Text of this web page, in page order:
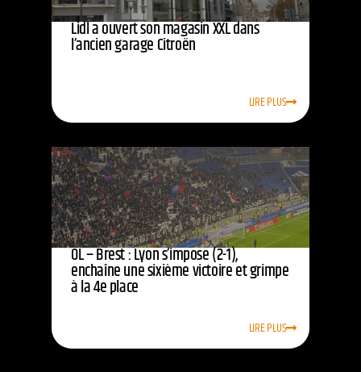
Lidl a ouvert son magasin XXL dans
l’ancien garage Citroën
LIRE PLUS
OL – Brest : Lyon s’impose (2-1),
enchaîne une sixième victoire et grimpe
à la 4e place
LIRE PLUS